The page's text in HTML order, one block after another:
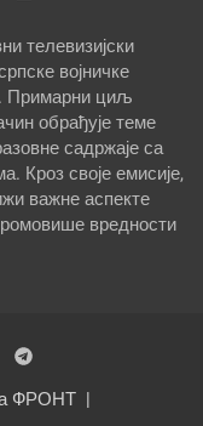
телевизијски
војничке
Примарни циљ
обрађује теме
садржаје са
Кроз своје емисије,
важне аспекте
вредности
ФРОНТ